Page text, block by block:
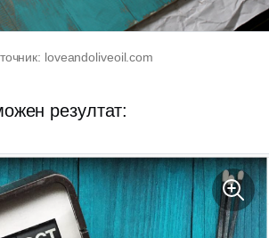
loveandoliveoil.com
резултат: